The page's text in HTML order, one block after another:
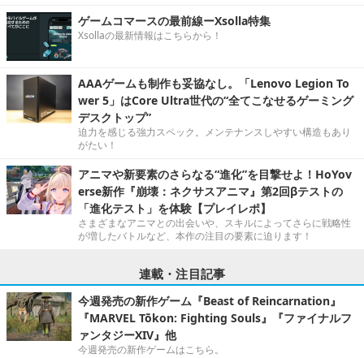
ゲームコマースの最前線ーXsolla特集
Xsollaの最新情報はこちらから！
AAAゲームも制作も妥協なし。「Lenovo Legion To
wer 5」はCore Ultra世代の“全てこなせるゲーミング
デスクトップ”
迫力を感じる強力スペック。メンテナンスしやすい構造もあり
がたい！
アニマや新要素のさらなる“進化”を目撃せよ！HoYov
erse新作『崩壊：ネクサスアニマ』第2回βテストの
「進化テスト」を体験【プレイレポ】
さまざまなアニマとの出会いや、スキルによってさらに戦略性
が増したバトルなど、本作の注目の要素に迫ります！
連載・注目記事
今週発売の新作ゲーム『Beast of Reincarnation』
『MARVEL Tōkon: Fighting Souls』『ファイナルフ
ァンタジーXIV』他
今週発売の新作ゲームはこちら。